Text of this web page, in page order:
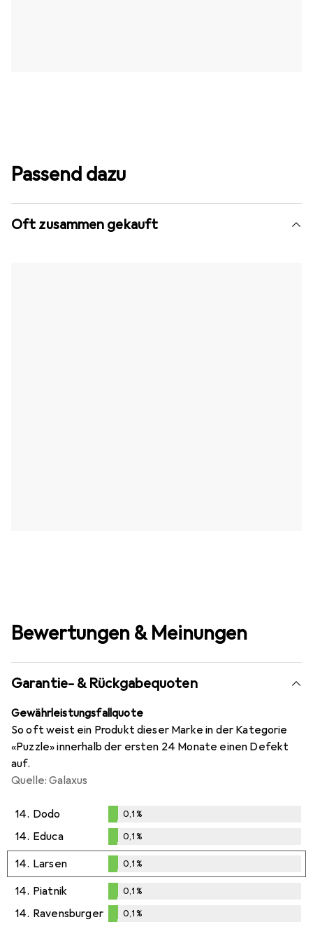
Passend dazu
Oft zusammen gekauft
Bewertungen & Meinungen
Garantie- & Rückgabequoten
Gewährleistungsfallquote
So oft weist ein Produkt dieser Marke in der Kategorie
«Puzzle» innerhalb der ersten 24 Monate einen Defekt
auf.
Quelle: Galaxus
14. Dodo
%
0,1%
14. Educa
0,1%
0,1%
14. Larsen
0,1%
0,1%
14. Piatnik
%
0,1%
14. Ravensburger 0,1%